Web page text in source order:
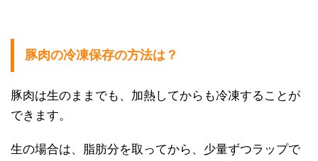
豚肉の冷凍保存の方法は？
豚肉は生のままでも、加熱してからも冷凍することが
できます。
生の場合は、脂肪分を取ってから、少量ずつラップで